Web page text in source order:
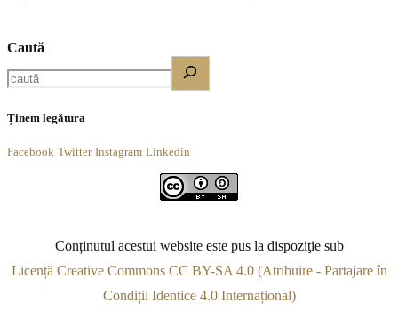
Caută
Ținem legătura
Facebook Twitter Instagram Linkedin
Conținutul acestui website este pus la dispoziţie sub
Licență Creative Commons CC BY-SA 4.0 (Atribuire - Partajare în
Condiții Identice 4.0 Internațional)